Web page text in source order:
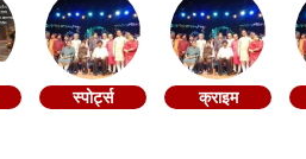
स्पोर्ट्स क्राइम